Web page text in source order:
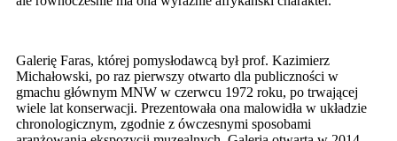
Galerię Faras, której pomysłodawcą był prof. Kazimierz
Michałowski, po raz pierwszy otwarto dla publiczności w
gmachu głównym MNW w czerwcu 1972 roku, po trwającej
wiele lat konserwacji. Prezentowała ona malowidła w układzie
chronologicznym, zgodnie z ówczesnymi sposobami